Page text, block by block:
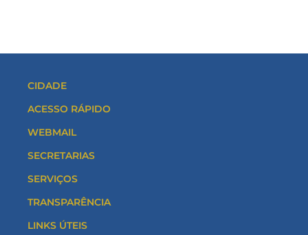
CIDADE
ACESSO RÁPIDO
WEBMAIL
SECRETARIAS
SERVIÇOS
TRANSPARÊNCIA
LINKS ÚTEIS